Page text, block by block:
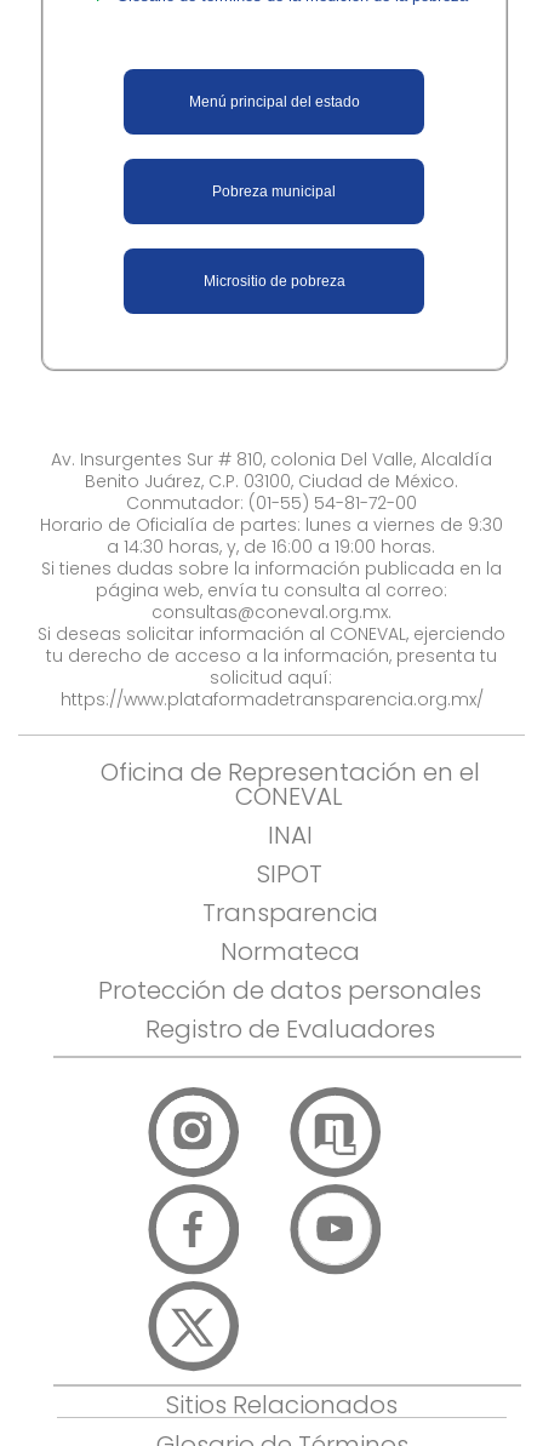
​Menú principal del estado
Pobreza municipal
​Micrositi​o de pobreza​
Av. Insurgentes Sur # 810, colonia Del Valle, Alcaldía
Benito Juárez, C.P. 03100, Ciudad de México.
Conmutador: (01-55) 54-81-72-00
Horario de Oficialía de partes: lunes a viernes de 9:30
a 14:30 horas, y, de 16:00 a 19:00 horas.
Si tienes dudas sobre la información publicada en la
página web, envía tu consulta al correo:
consultas@coneval.org.mx.
Si deseas solicitar información al CONEVAL, ejerciendo
tu derecho de acceso a la información, presenta tu
solicitud aquí:
https://www.plataformadetransparencia.org.mx/
Oficina de Representación en el
CONEVAL
INAI
SIPOT
Transparencia
Normateca
Protección de datos personales
Registro de Evaluadores
Sitios Relacionados